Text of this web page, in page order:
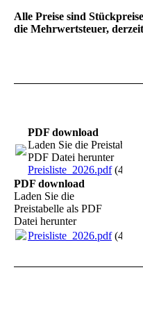
Alle Preise sind
die Mehrwertsteuer,
PDF download
Laden Sie die Preistabelle
PDF Datei herunter
Preisliste_2026.pdf
PDF download
Laden Sie die
Preistabelle als PDF
Datei herunter
Preisliste_2026.pdf